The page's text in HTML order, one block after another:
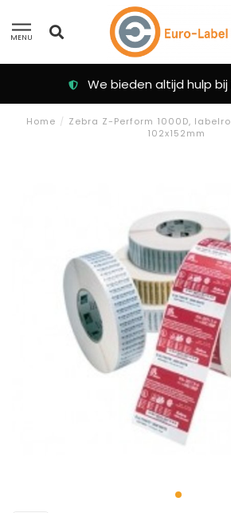
MENU
We bieden altijd hulp
Home / Zebra Z-Perform 1000D,
102x152mm